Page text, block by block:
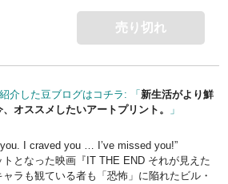
売り切れ
介した豆ブログはコチラ: 「新生活がより鮮
オススメしたいアートプリント。
」
I craved you … I’ve missed you!”
となった映画『IT THE END それが見えた
ラも観ている者も「恐怖」に陥れたビル・